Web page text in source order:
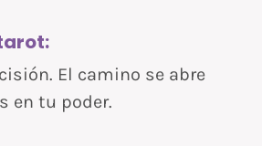
El camino se abre
en tu poder.